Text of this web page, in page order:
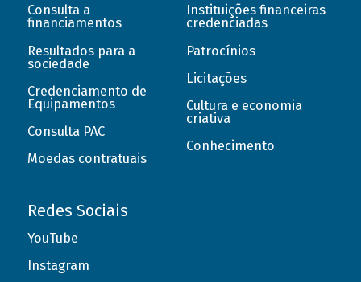
Consulta a
financiamentos
Resultados para a
sociedade
Credenciamento de
Equipamentos
Consulta PAC
Moedas contratuais
Instituições financeiras
credenciadas
Patrocínios
Licitações
Cultura e economia
criativa
Conhecimento
Redes Sociais
YouTube
Instagram